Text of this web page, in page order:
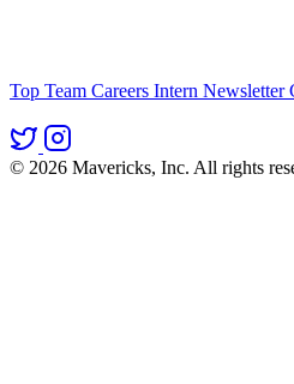
Top Team Careers Intern Newsletter
© 2026 Mavericks, Inc. All rights